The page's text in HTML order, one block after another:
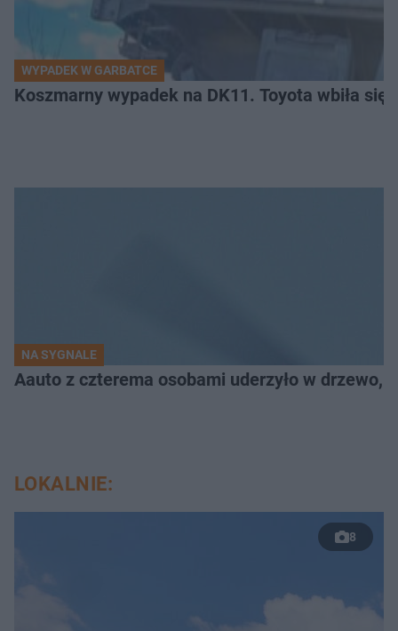
WYPADEK W GARBATCE
Koszmarny wypadek na DK11. Toyota wbiła się
NA SYGNALE
Aauto z czterema osobami uderzyło w drzewo,
LOKALNIE:
8